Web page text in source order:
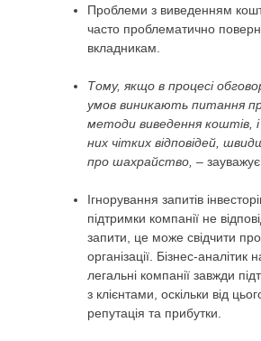
Проблеми з виведенням
часто проблематично
вкладникам.
Тому, якщо в процесі
умов виникають питання
методи виведення коштів,
них чітких відповідей,
про шахрайство, –
Ігнорування запитів
підтримки компанії не
запити, це може свідчити про
організації. Бізнес-
легальні компанії завжди
з клієнтами, оскільки від
репутація та прибутки.